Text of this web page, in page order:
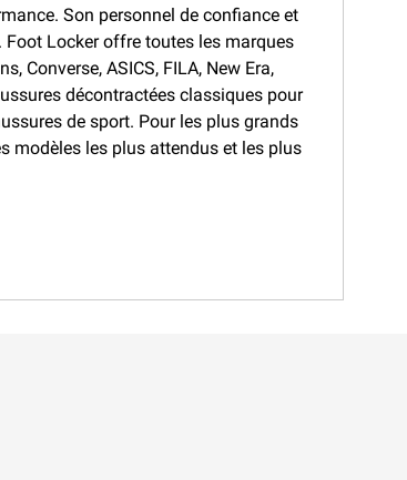
Son personnel de confiance et
Locker offre toutes les marques
Converse, ASICS, FILA, New Era,
décontractées classiques pour
de sport. Pour les plus grands
modèles les plus attendus et les plus